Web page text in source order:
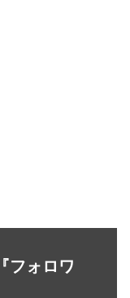
フォロワ